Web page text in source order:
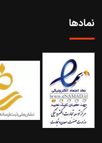
نمادها